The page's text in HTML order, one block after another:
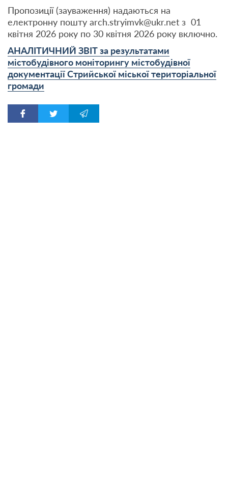
Пропозиції (зауваження) надаються на
електронну пошту arch.stryimvk@ukr.net з 01
квітня 2026 року по 30 квітня 2026 року включно.
АНАЛІТИЧНИЙ ЗВІТ за результатами
містобудівного моніторингу містобудівної
документації Стрийської міської територіальної
громади